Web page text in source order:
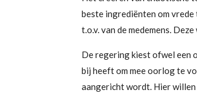
beste ingrediënten om vrede
t.o.v. van de medemens.
De regering kiest ofwel een
bij heeft om mee oorlog te
aangericht wordt. Hier willen